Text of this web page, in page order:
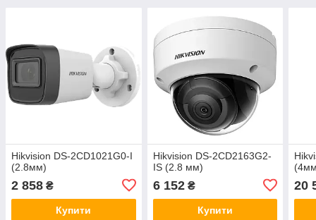
Hikvision DS-2CD1021G0-I
(2.8мм)
2 858 ₴
Купити
Hikvision DS-2CD2163G2-
IS (2.8 мм)
6 152₴
Купити
20